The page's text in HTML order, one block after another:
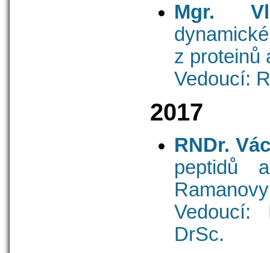
Mgr.
z proteinů
Vedoucí:
2017
RNDr.
peptidů
Vedoucí:
DrSc.